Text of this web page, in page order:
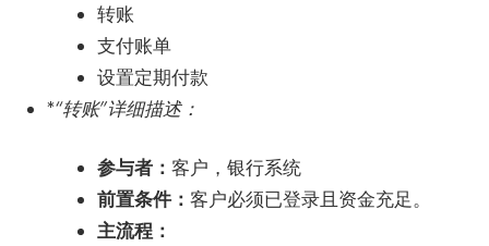
转账
支付账单
设置定期付款
*“转账”详细描述：
参与者：客户，银行系统
前置条件：客户必须已登录且资金充足。
主流程：